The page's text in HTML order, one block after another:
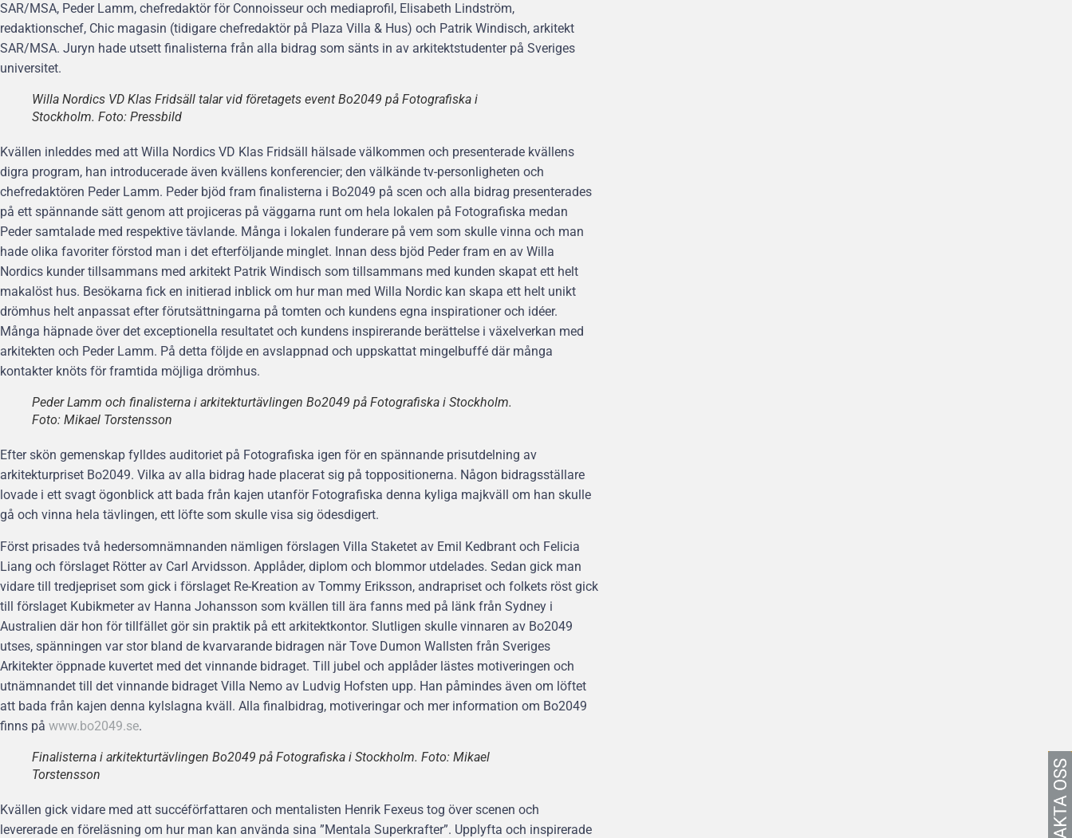
SAR/MSA, Peder Lamm, chefredaktör för Connoisseur och mediaprofil, Elisabeth Lindström,
redaktionschef, Chic magasin (tidigare chefredaktör på Plaza Villa & Hus) och Patrik Windisch, arkitekt
SAR/MSA. Juryn hade utsett finalisterna från alla bidrag som sänts in av arkitektstudenter på Sveriges
universitet.
Willa Nordics VD Klas Fridsäll talar vid företagets event Bo2049 på Fotografiska i
Stockholm. Foto: Pressbild
Kvällen inleddes med att Willa Nordics VD Klas Fridsäll hälsade välkommen och presenterade kvällens
digra program, han introducerade även kvällens konferencier; den välkände tv-personligheten och
chefredaktören Peder Lamm. Peder bjöd fram finalisterna i Bo2049 på scen och alla bidrag presenterades
på ett spännande sätt genom att projiceras på väggarna runt om hela lokalen på Fotografiska medan
Peder samtalade med respektive tävlande. Många i lokalen funderare på vem som skulle vinna och man
hade olika favoriter förstod man i det efterföljande minglet. Innan dess bjöd Peder fram en av Willa
Nordics kunder tillsammans med arkitekt Patrik Windisch som tillsammans med kunden skapat ett helt
makalöst hus. Besökarna fick en initierad inblick om hur man med Willa Nordic kan skapa ett helt unikt
drömhus helt anpassat efter förutsättningarna på tomten och kundens egna inspirationer och idéer.
Många häpnade över det exceptionella resultatet och kundens inspirerande berättelse i växelverkan med
arkitekten och Peder Lamm. På detta följde en avslappnad och uppskattat mingelbuffé där många
kontakter knöts för framtida möjliga drömhus.
Peder Lamm och finalisterna i arkitekturtävlingen Bo2049 på Fotografiska i Stockholm.
Foto: Mikael Torstensson
Efter skön gemenskap fylldes auditoriet på Fotografiska igen för en spännande prisutdelning av
arkitekturpriset Bo2049. Vilka av alla bidrag hade placerat sig på toppositionerna. Någon bidragsställare
lovade i ett svagt ögonblick att bada från kajen utanför Fotografiska denna kyliga majkväll om han skulle
gå och vinna hela tävlingen, ett löfte som skulle visa sig ödesdigert.
Först prisades två hedersomnämnanden nämligen förslagen Villa Staketet av Emil Kedbrant och Felicia
Liang och förslaget Rötter av Carl Arvidsson. Applåder, diplom och blommor utdelades. Sedan gick man
vidare till tredjepriset som gick i förslaget Re-Kreation av Tommy Eriksson, andrapriset och folkets röst gick
till förslaget Kubikmeter av Hanna Johansson som kvällen till ära fanns med på länk från Sydney i
Australien där hon för tillfället gör sin praktik på ett arkitektkontor. Slutligen skulle vinnaren av Bo2049
utses, spänningen var stor bland de kvarvarande bidragen när Tove Dumon Wallsten från Sveriges
Arkitekter öppnade kuvertet med det vinnande bidraget. Till jubel och applåder lästes motiveringen och
utnämnandet till det vinnande bidraget Villa Nemo av Ludvig Hofsten upp. Han påmindes även om löftet
att bada från kajen denna kylslagna kväll. Alla finalbidrag, motiveringar och mer information om Bo2049
finns på www.bo2049.se.
Finalisterna i arkitekturtävlingen Bo2049 på Fotografiska i Stockholm. Foto: Mikael
Torstensson
Kvällen gick vidare med att succéförfattaren och mentalisten Henrik Fexeus tog över scenen och
levererade en föreläsning om hur man kan använda sina ”Mentala Superkrafter”. Upplyfta och inspirerade